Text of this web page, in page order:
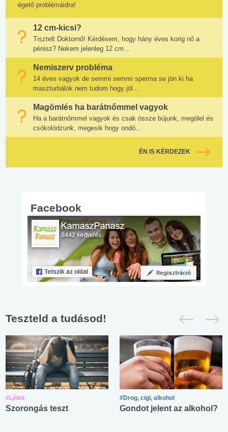
égető problémáidra!
12 cm-kicsi?
Tisztelt Doktornő! Kérdésem, hogy hány éves korig nő a
pénisz? Nekem jelenleg 12 cm...
Nemiszerv probléma
14 éves vagyok de semmi semmi sperma se jön ki ha
maszturbálok nem tudom hogy jól...
Magömlés ha barátnőmmel vagyok
Ha a barátnőmmel vagyok és csak össze bújunk, megölel és
csókolódzunk, megesik hogy ondó...
ÉN IS KÉRDEZEK
Facebook
Teszteld a tudásod!
#Lélek
Szorongás teszt
#Drog, cigi, alkohol
Gondot jelent az alkohol?